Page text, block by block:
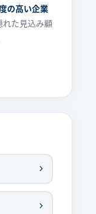
の高い企業
た見込み顧